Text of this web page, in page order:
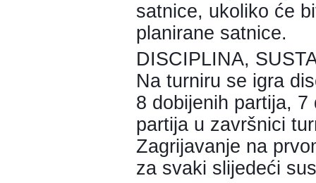
satnice, ukoliko će
planirane satnice.
DISCIPLINA,
Na turniru se igra
8 dobijenih partija,
partija u završnici
Zagrijavanje na
za svaki slijedeći